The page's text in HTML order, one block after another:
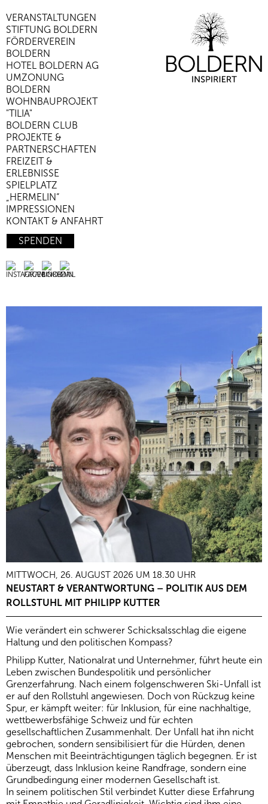
VERANSTALTUNGEN
STIFTUNG BOLDERN
FÖRDERVEREIN
BOLDERN
HOTEL BOLDERN AG
UMZONUNG
BOLDERN
WOHNBAUPROJEKT
"TILIA"
BOLDERN CLUB
PROJEKTE &
PARTNERSCHAFTEN
FREIZEIT &
ERLEBNISSE
SPIELPLATZ
„HERMELIN“
IMPRESSIONEN
KONTAKT & ANFAHRT
SPENDEN
MITTWOCH, 26. AUGUST 2026 UM 18.30 UHR
NEUSTART & VERANTWORTUNG – POLITIK AUS DEM
ROLLSTUHL MIT PHILIPP KUTTER
Wie verändert ein schwerer Schicksalsschlag die eigene
Haltung und den politischen Kompass?
Philipp Kutter, Nationalrat und Unternehmer, führt heute ein
Leben zwischen Bundespolitik und persönlicher
Grenzerfahrung. Nach einem folgenschweren Ski-Unfall ist
er auf den Rollstuhl angewiesen. Doch von Rückzug keine
Spur, er kämpft weiter: für Inklusion, für eine nachhaltige,
wettbewerbsfähige Schweiz und für echten
gesellschaftlichen Zusammenhalt. Der Unfall hat ihn nicht
gebrochen, sondern sensibilisiert für die Hürden, denen
Menschen mit Beeinträchtigungen täglich begegnen. Er ist
überzeugt, dass Inklusion keine Randfrage, sondern eine
Grundbedingung einer modernen Gesellschaft ist.
In seinem politischen Stil verbindet Kutter diese Erfahrung